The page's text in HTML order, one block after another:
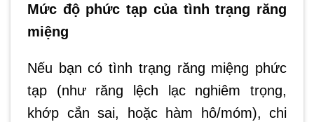
Mức độ phức tạp của tình trạng răng
miệng
Nếu bạn có tình trạng răng miệng phức
tạp (như răng lệch lạc nghiêm trọng,
khớp cắn sai, hoặc hàm hô/móm), chi